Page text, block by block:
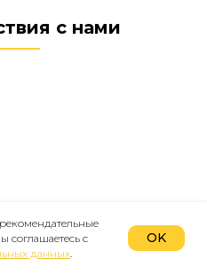
с нами
соглашаетесь с
данных.
OK